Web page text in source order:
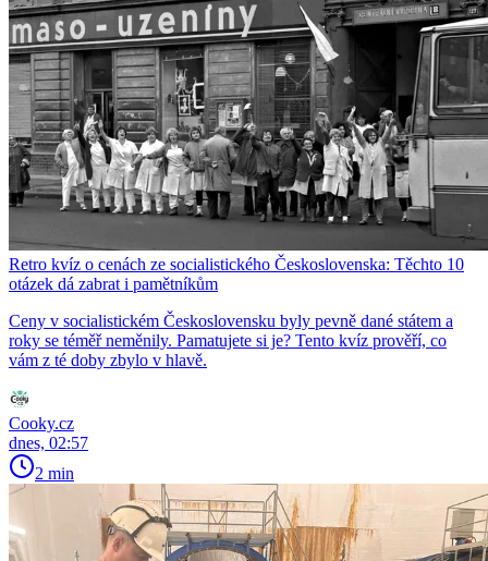
Retro kvíz o cenách ze socialistického Československa: Těchto 10
otázek dá zabrat i pamětníkům
Ceny v socialistickém Československu byly pevně dané státem a
roky se téměř neměnily. Pamatujete si je? Tento kvíz prověří, co
vám z té doby zbylo v hlavě.
Cooky.cz
dnes, 02:57
2 min